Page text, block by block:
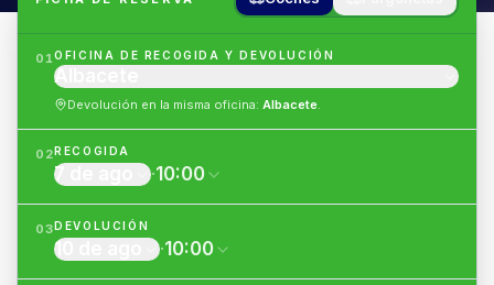
01OFICINA DE RECOGIDA Y DEVOLUCIÓN
Albacete
Devolución en la misma oficina:Albacete.
02RECOGIDA
7 de ago ·10:00
03DEVOLUCIÓN
10 de ago ·10:00